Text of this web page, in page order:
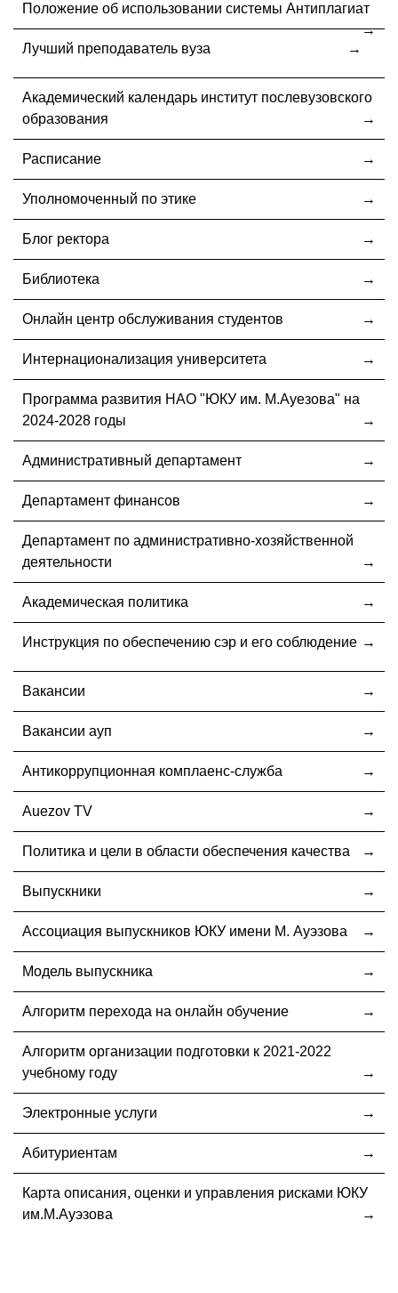
Положение об использовании системы Антиплагиат
Лучший преподаватель вуза
Академический календарь институт послевузовского
образования
Расписание
Уполномоченный по этике
Блог ректора
Библиотека
Онлайн центр обслуживания студентов
Интернационализация университета
Программа развития НАО "ЮКУ им. М.Ауезова" на
2024-2028 годы
Административный департамент
Департамент финансов
Департамент по административно-хозяйственной
деятельности
Академическая политика
Инструкция по обеспечению сэр и его соблюдение
Вакансии
Вакансии ауп
Антикоррупционная комплаенс-служба
Auezov TV
Политика и цели в области обеспечения качества
Выпускники
Ассоциация выпускников ЮКУ имени М. Ауэзова
Модель выпускника
Алгоритм перехода на онлайн обучение
Алгоритм организации подготовки к 2021-2022
учебному году
Электронные услуги
Абитуриентам
Карта описания, оценки и управления рисками ЮКУ
им.М.Ауэзова